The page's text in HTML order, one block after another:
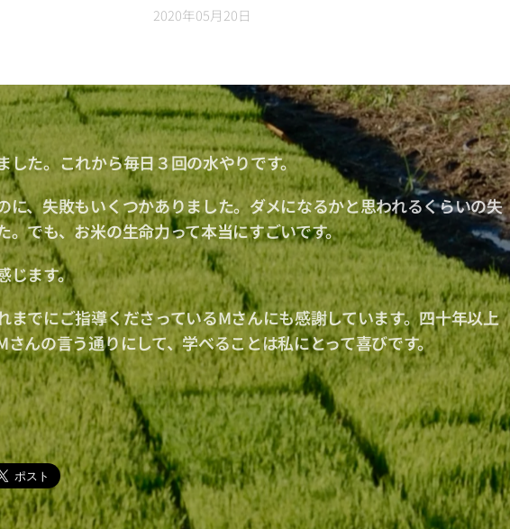
2020年05月20日
した。これから毎日３回の水やりです。
に、失敗もいくつかありました。ダメになるかと思われるくらいの失
。でも、お米の生命力って本当にすごいです。
じます。
までにご指導くださっているMさんにも感謝しています。四十年以上
さんの言う通りにして、学べることは私にとって喜びです。